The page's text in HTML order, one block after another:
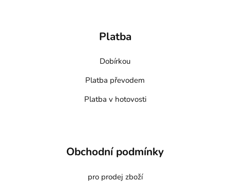
Platba
Dobírkou
Platba převodem
Platba v hotovosti
Obchodní podmínky
pro prodej zboží